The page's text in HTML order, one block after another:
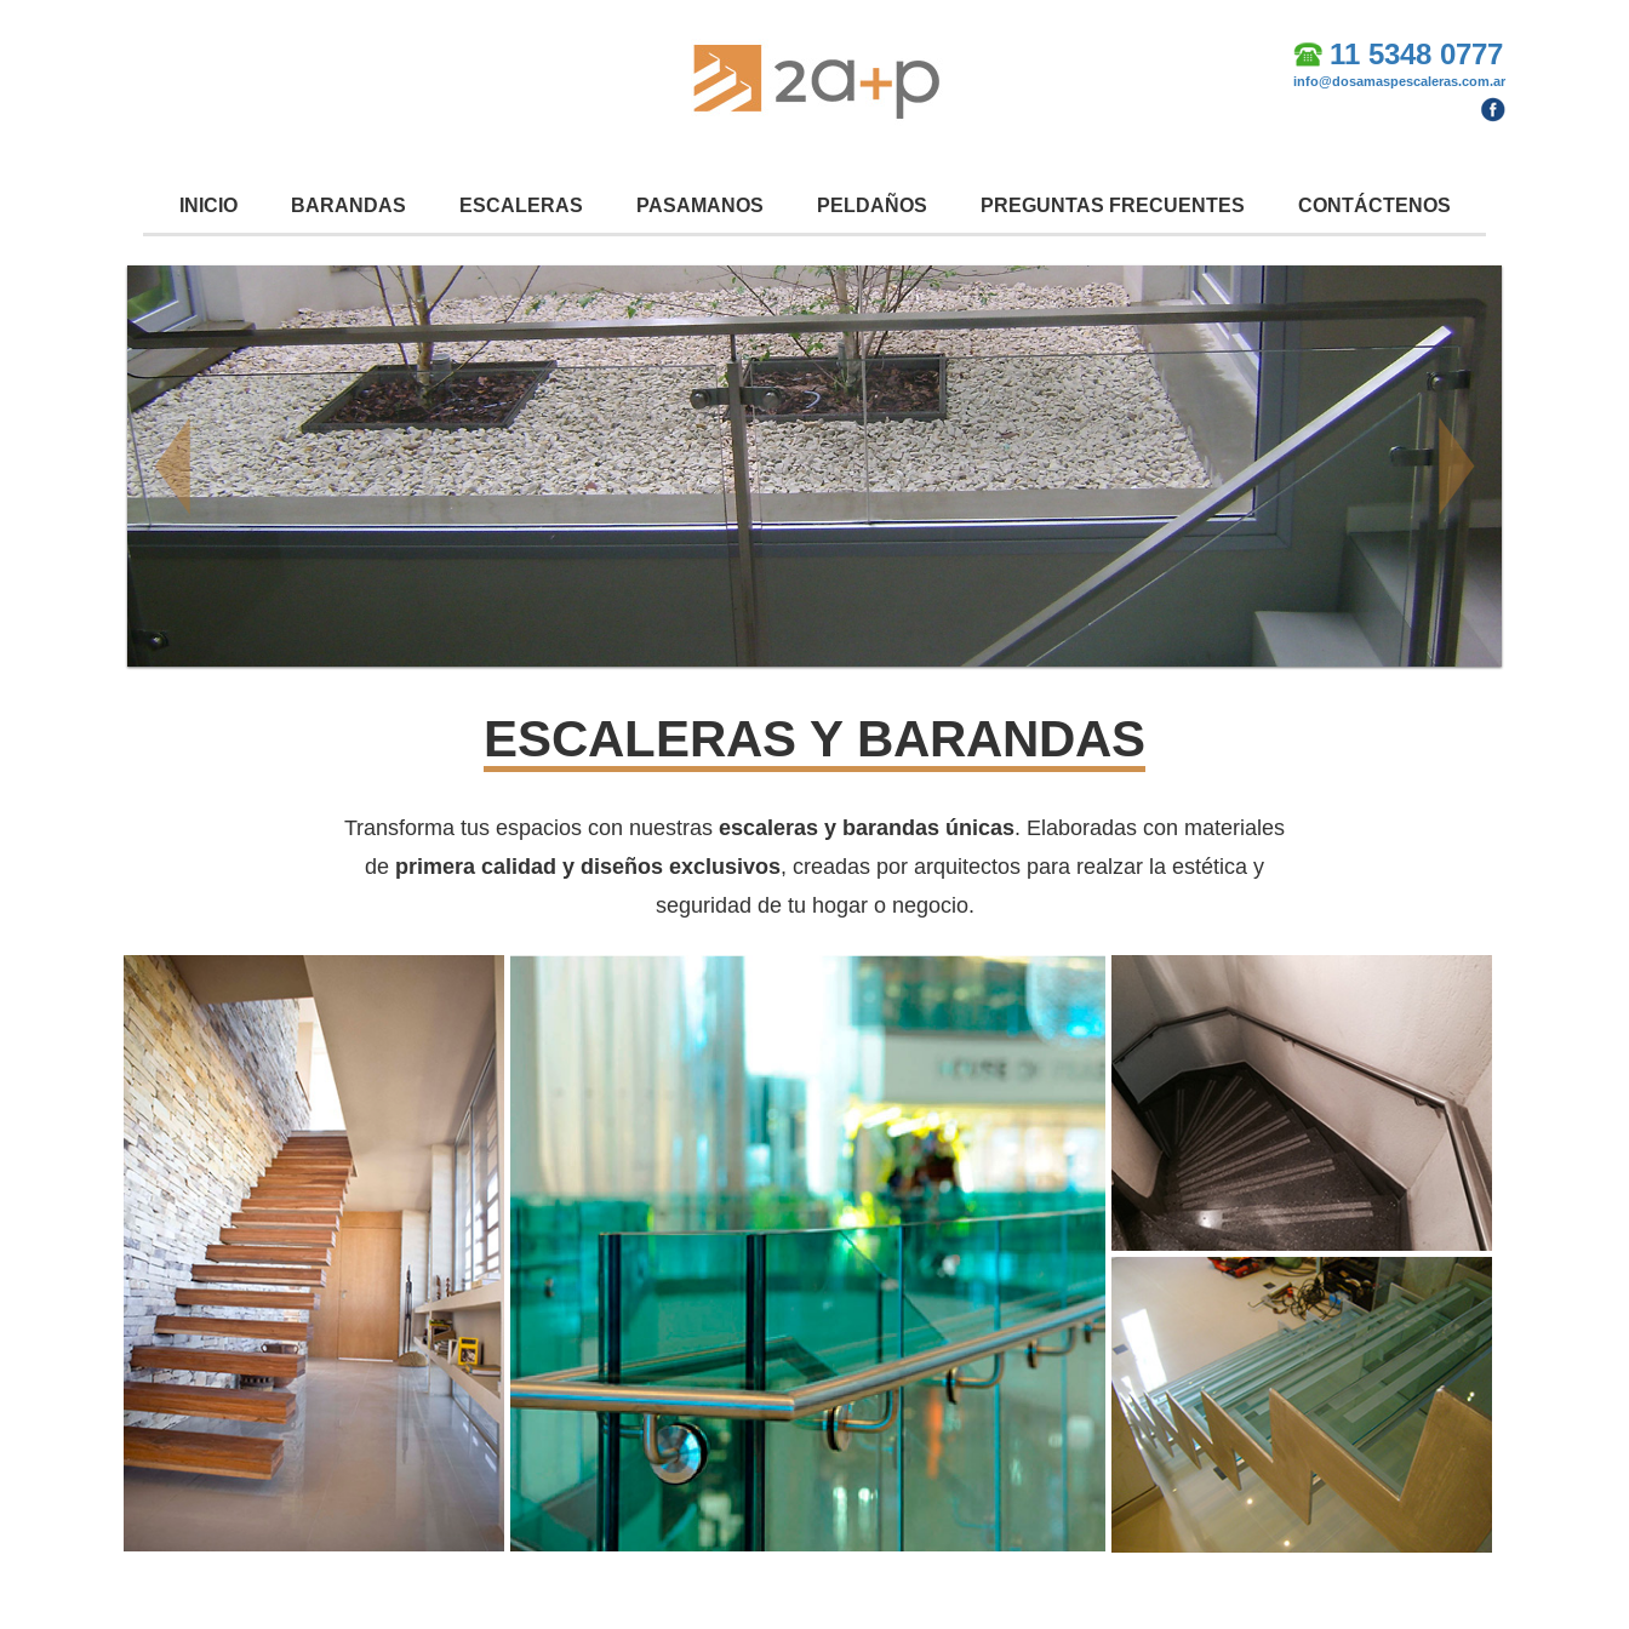
11 5348 0777
info@dosamaspescaleras.com.ar
INICIO BARANDAS ESCALERAS PASAMANOS PELDAÑOS PREGUNTAS FRECUENTES CONTÁCTENOS
ESCALERAS Y BARANDAS
Transforma tus espacios con nuestras escaleras y barandas únicas. Elaboradas con materiales
de primera calidad y diseños exclusivos, creadas por arquitectos para realzar la estética y
seguridad de tu hogar o negocio.